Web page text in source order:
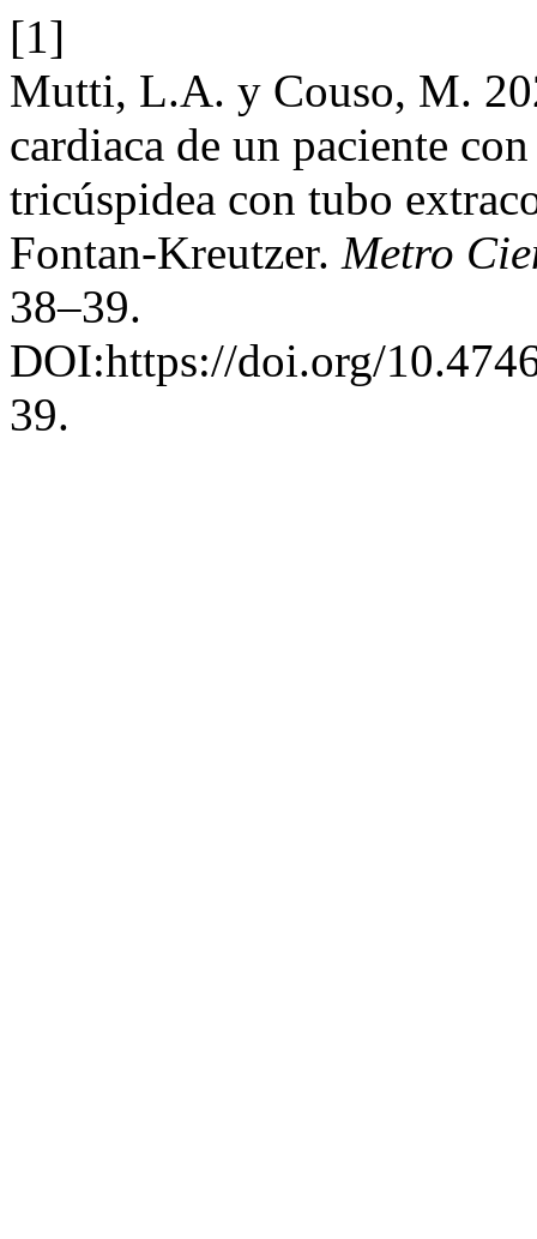
[1]
Mutti, L.A. y Couso, M.
cardiaca de un paciente
tricúspidea con tubo
Fontan-Kreutzer. Metro
38–39.
DOI:https://doi.org/
39.